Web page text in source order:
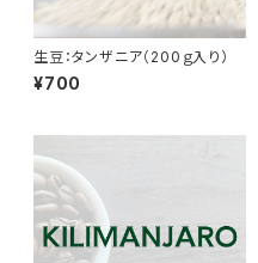
生豆：タンザニア（200ｇ入り）
¥700